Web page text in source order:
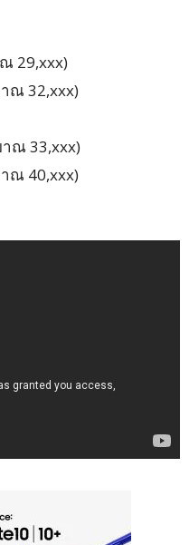
29,xxx)
าณ 32,xxx)
าณ 33,xxx)
าณ 40,xxx)